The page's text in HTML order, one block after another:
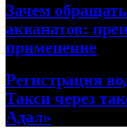
Зачем
акванатов:
применение
Регистрация
Такси через
Адал»